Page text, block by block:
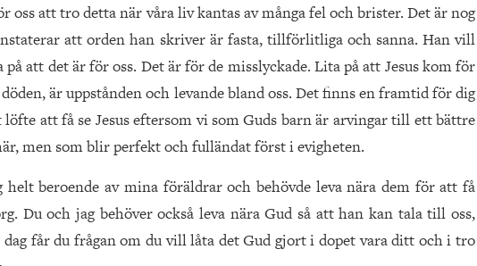
oss att tro detta när våra liv kantas av många fel och brister. Det är nog
att orden han skriver är fasta, tillförlitliga och sanna. Han vill
att det är för oss. Det är för de misslyckade. Lita på att Jesus kom för
är uppstånden och levande bland oss. Det finns en framtid för dig
att få se Jesus eftersom vi som Guds barn är arvingar till ett bättre
men som blir perfekt och fulländat först i evigheten.
helt beroende av mina föräldrar och behövde leva nära dem för att få
Du och jag behöver också leva nära Gud så att han kan tala till oss,
dag får du frågan om du vill låta det Gud gjort i dopet vara ditt och i tro